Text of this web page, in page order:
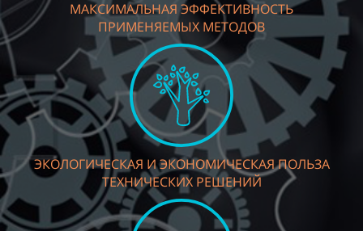
МАКСИМАЛЬНАЯ ЭФФЕКТИВНОСТЬ
ПРИМЕНЯЕМЫХ МЕТОДОВ
ЭКОЛОГИЧЕСКАЯ И ЭКОНОМИЧЕСКАЯ ПОЛЬЗА
ТЕХНИЧЕСКИХ РЕШЕНИЙ